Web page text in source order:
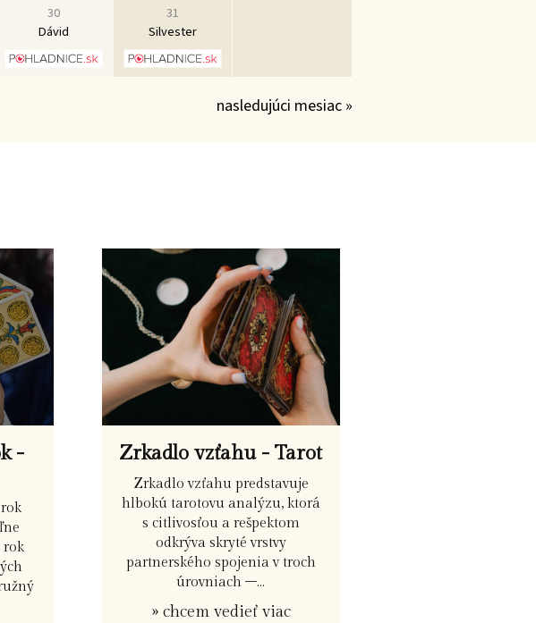
30
Dávid
31
Silvester
nasledujúci mesiac »
-
rok
Zrkadlo vzťahu - Tarot
Zrkadlo vzťahu predstavuje
hlbokú tarotovu analýzu, ktorá
s citlivosťou a rešpektom
odkrýva skryté vrstvy
partnerského spojenia v troch
úrovniach –...
» chcem vedieť viac